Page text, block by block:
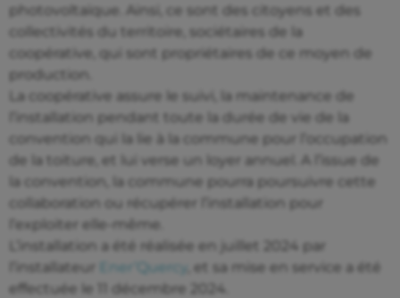
photovoltaïque. Ainsi, ce sont des citoyens et des
collectivités du territoire, sociétaires de la
coopérative, qui sont propriétaires de ce moyen de
production.
La coopérative assure le suivi, la maintenance de
l’installation pendant toute la durée de vie de la
convention qui la lie à la commune pour l’occupation
de la toiture, et lui verse un loyer annuel. A l’issue de
la convention, la commune pourra poursuivre cette
collaboration ou récupérer l’installation pour
l’exploiter elle-même.
L’installation a été réalisée en juillet 2024 par
l’installateur
Ener’Quercy , et sa mise en service a été
effectuée le 11 décembre 2024.